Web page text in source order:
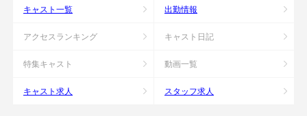
キャスト一覧 出勤情報
アクセスランキング キャスト日記
特集キャスト 動画一覧
キャスト求人 スタッフ求人